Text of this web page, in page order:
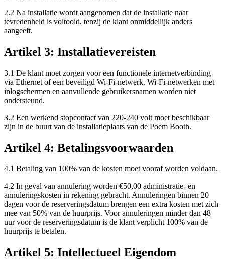
2.2 Na installatie wordt aangenomen dat de installatie naar
tevredenheid is voltooid, tenzij de klant onmiddellijk anders
aangeeft.
Artikel 3: Installatievereisten
3.1 De klant moet zorgen voor een functionele internetverbinding
via Ethernet of een beveiligd Wi-Fi-netwerk. Wi-Fi-netwerken met
inlogschermen en aanvullende gebruikersnamen worden niet
ondersteund.
3.2 Een werkend stopcontact van 220-240 volt moet beschikbaar
zijn in de buurt van de installatieplaats van de Poem Booth.
Artikel 4: Betalingsvoorwaarden
4.1 Betaling van 100% van de kosten moet vooraf worden voldaan.
4.2 In geval van annulering worden €50,00 administratie- en
annuleringskosten in rekening gebracht. Annuleringen binnen 20
dagen voor de reserveringsdatum brengen een extra kosten met zich
mee van 50% van de huurprijs. Voor annuleringen minder dan 48
uur voor de reserveringsdatum is de klant verplicht 100% van de
huurprijs te betalen.
Artikel 5: Intellectueel Eigendom